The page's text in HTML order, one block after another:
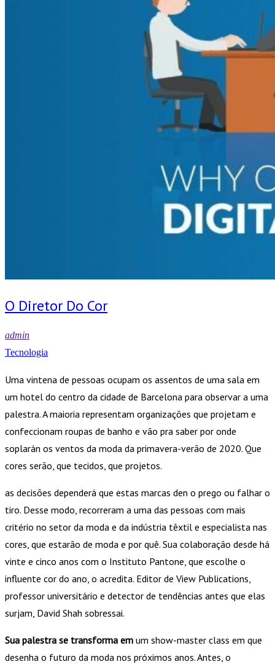
O Diretor Do Cor
admin
Tecnologia
Uma vintena de pessoas ocupam os assentos de uma sala em
um hotel do centro da cidade de Barcelona para observar a uma
palestra. A maioria representam organizações que projetam e
confeccionam roupas de banho e vão pra saber por onde
soplarán os ventos da moda da primavera-verão de 2020. Que
cores serão, que tecidos, que projetos.
as decisões dependerá que estas marcas den o prego ou falhar o
tiro. Desse modo, recorreram a uma das pessoas com mais
critério no setor da moda e da indústria têxtil e especialista nas
cores, que estarão de moda e por quê. Sua colaboração desde há
vinte e cinco anos com o Instituto Pantone, que escolhe o
influente cor do ano, o acredita. Editor de View Publications,
professor universitário e detector de tendências antes que elas
surjam, David Shah sobressai.
Sua palestra se transforma em um show-master class em que
desenha o futuro da moda nos próximos anos. Antes, o